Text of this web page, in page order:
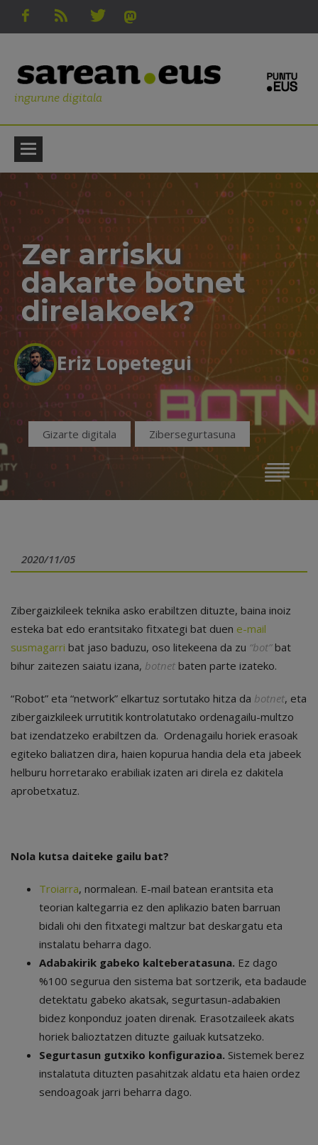
ingurune digitala
Zer arrisku
dakarte botnet
direlakoek?
Eriz Lopetegui
Gizarte digitala Zibersegurtasuna
2020/11/05
Zibergaizkileek teknika asko erabiltzen dituzte, baina inoiz
esteka bat edo erantsitako fitxategi bat duen e-mail
susmagarri bat jaso baduzu, oso litekeena da zu “bot”bat
bihur zaitezen saiatu izana, botnet baten parte izateko.
“Robot” eta “network” elkartuz sortutako hitza da botnet, eta
zibergaizkileek urrutitik kontrolatutako ordenagailu-multzo
bat izendatzeko erabiltzen da. Ordenagailu horiek erasoak
egiteko baliatzen dira, haien kopurua handia dela eta jabeek
helburu horretarako erabiliak izaten ari direla ez dakitela
aprobetxatuz.
Nola kutsa daiteke gailu bat?
Troiarra, normalean. E-mail batean erantsita eta
teorian kaltegarria ez den aplikazio baten barruan
bidali ohi den fitxategi maltzur bat deskargatu eta
instalatu beharra dago.
Adabakirik gabeko kalteberatasuna. Ez dago
%100 segurua den sistema bat sortzerik, eta badaude
detektatu gabeko akatsak, segurtasun-adabakien
bidez konponduz joaten direnak. Erasotzaileek akats
horiek balioztatzen dituzte gailuak kutsatzeko.
Segurtasun gutxiko konfigurazioa. Sistemek berez
instalatuta dituzten pasahitzak aldatu eta haien ordez
sendoagoak jarri beharra dago.